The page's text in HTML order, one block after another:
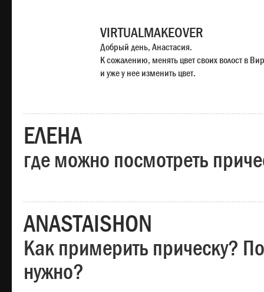
VIRTUALMAKEOVER
Добрый день, Анастасия.
К сожалению, менять цвет своих волост в
и уже у нее изменить цвет.
ЕЛЕНА
где можно посмотреть
ANASTAISHON
Как примерить прическу?
нужно?